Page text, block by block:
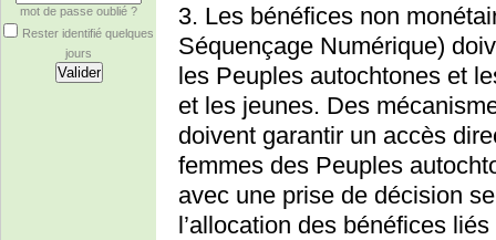
mot de passe oublié ?
Rester identifié quelques
jours
3. Les bénéfices non
Séquençage Numérique)
les Peuples autochtones et
et les jeunes. Des
doivent garantir un accès
femmes des Peuples
avec une prise de décision
l’allocation des bénéfices